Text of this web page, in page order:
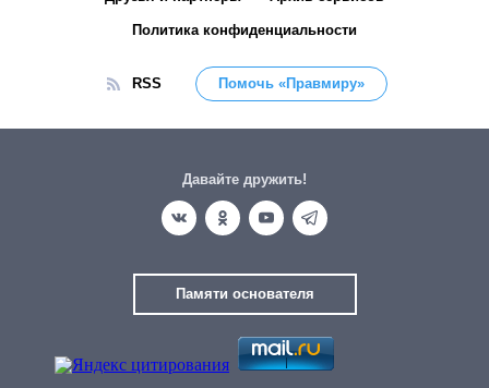
Политика конфиденциальности
RSS Помочь «Правмиру»
Давайте дружить!
Памяти основателя